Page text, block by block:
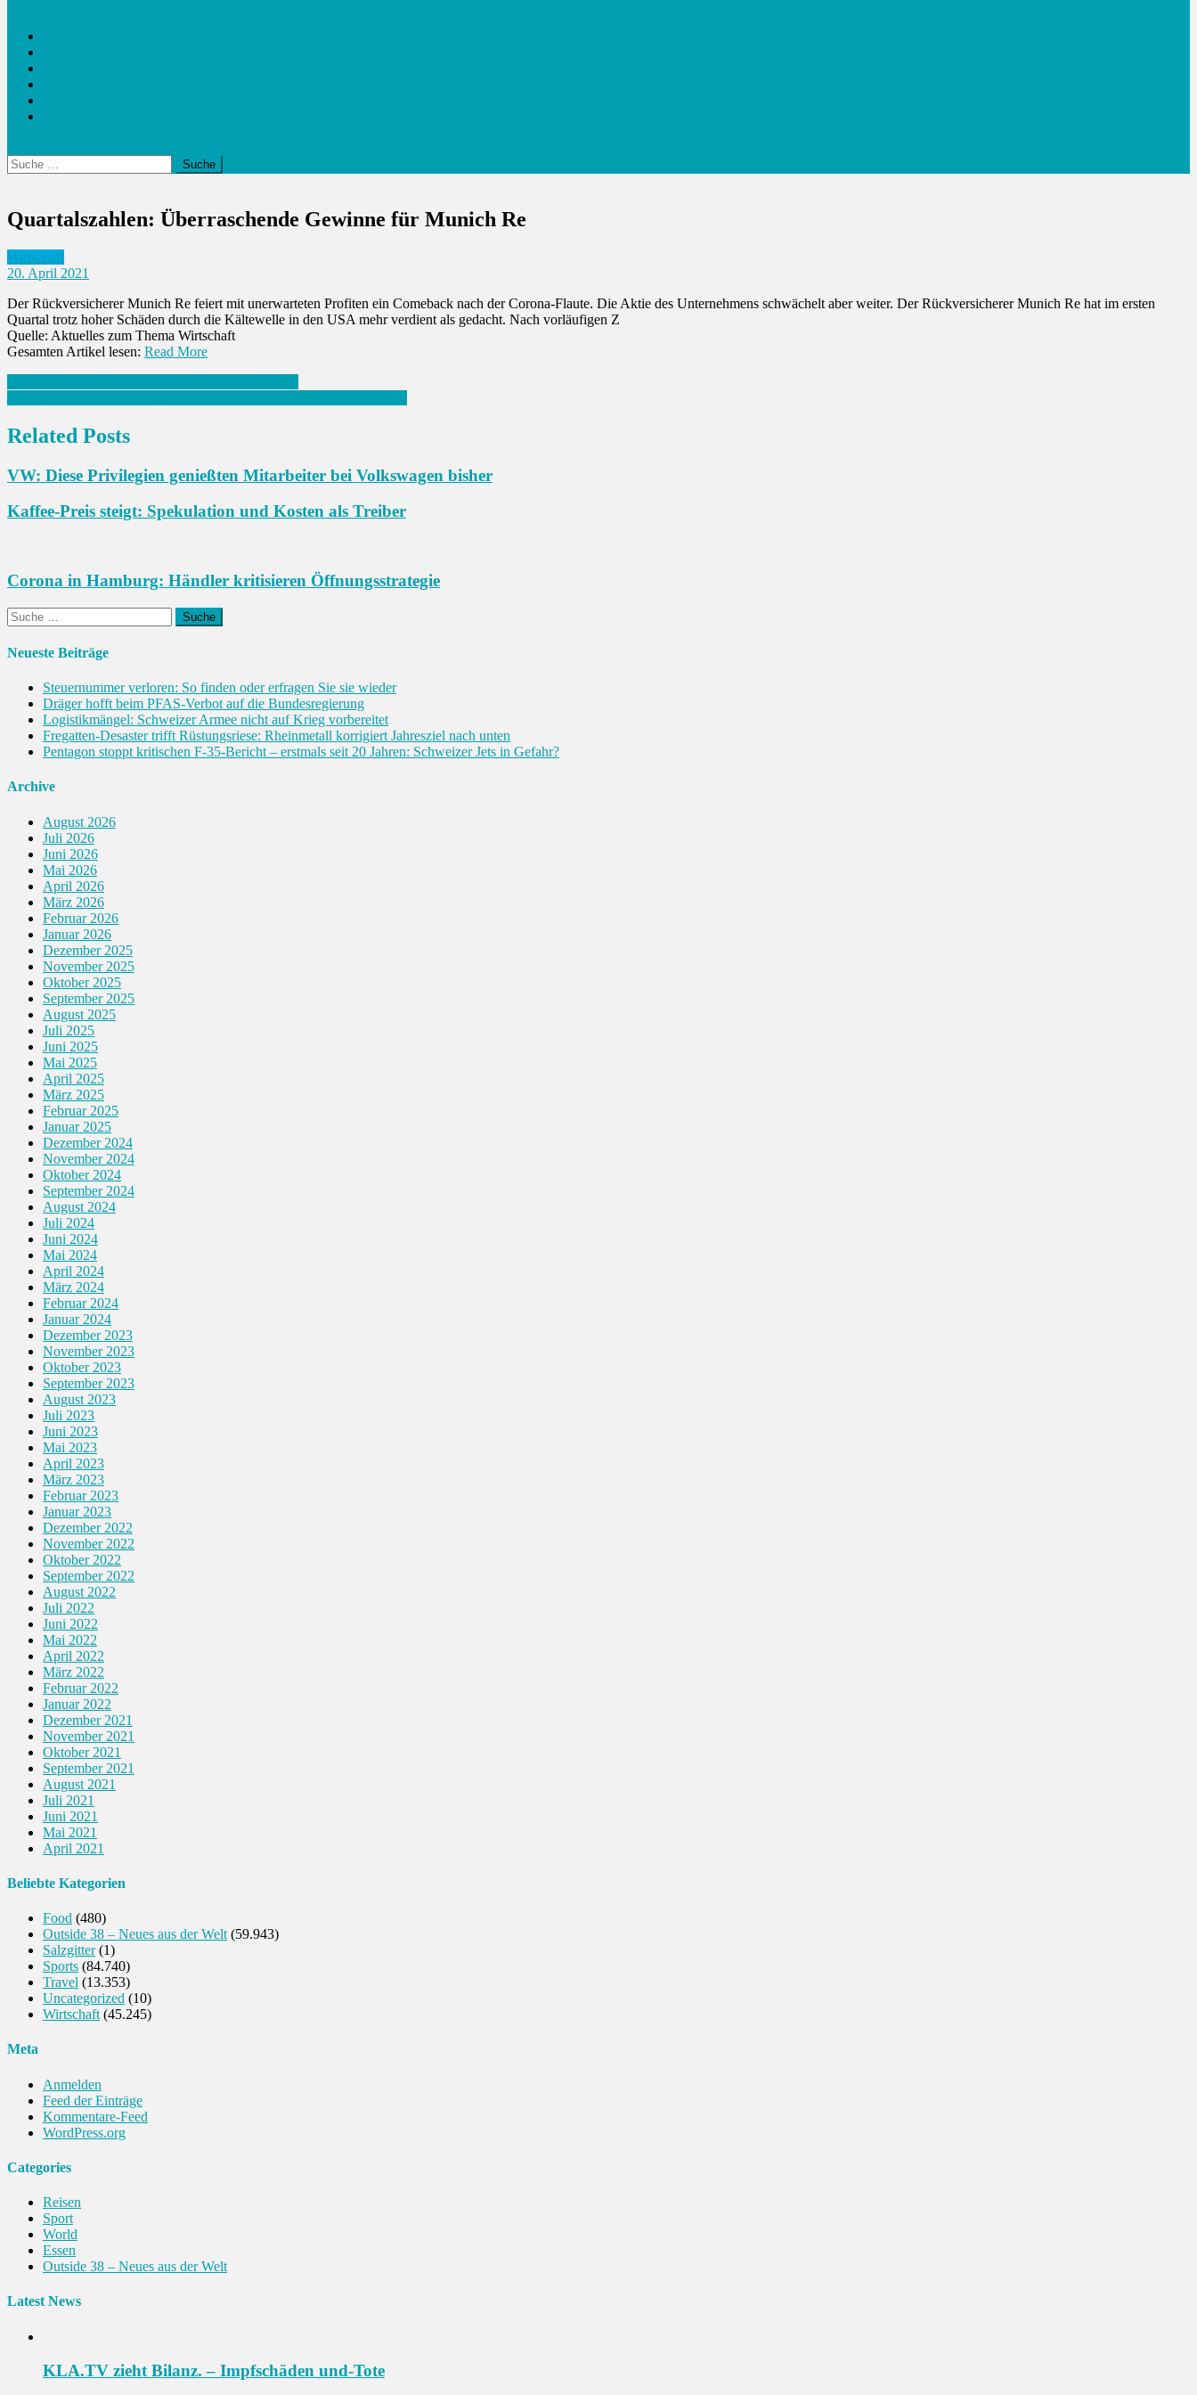
Suche
nach:
Quartalszahlen: Überraschende Gewinne für Munich Re
Wirtschaft
20. April 2021
Der Rückversicherer Munich Re feiert mit unerwarteten Profiten ein Comeback nach der Corona-Flaute. Die Aktie des Unternehmens schwächelt aber weiter. Der Rückversicherer Munich Re hat im ersten
Quartal trotz hoher Schäden durch die Kältewelle in den USA mehr verdient als gedacht. Nach vorläufigen Z
Quelle: Aktuelles zum Thema Wirtschaft
Gesamten Artikel lesen: Read More
Beitrags-
Navigation
Related Posts
VW: Diese Privilegien genießten Mitarbeiter bei Volkswagen bisher
Kaffee-Preis steigt: Spekulation und Kosten als Treiber
Corona in Hamburg: Händler kritisieren Öffnungsstrategie
Suche
nach:
Neueste Beiträge
Steuernummer verloren: So finden oder erfragen Sie sie wieder
Dräger hofft beim PFAS-Verbot auf die Bundesregierung
Logistikmängel: Schweizer Armee nicht auf Krieg vorbereitet
Fregatten-Desaster trifft Rüstungsriese: Rheinmetall korrigiert Jahresziel nach unten
Pentagon stoppt kritischen F-35-Bericht – erstmals seit 20 Jahren: Schweizer Jets in Gefahr?
Archive
August 2026
Juli 2026
Juni 2026
Mai 2026
April 2026
März 2026
Februar 2026
Januar 2026
Dezember 2025
November 2025
Oktober 2025
September 2025
August 2025
Juli 2025
Juni 2025
Mai 2025
April 2025
März 2025
Februar 2025
Januar 2025
Dezember 2024
November 2024
Oktober 2024
September 2024
August 2024
Juli 2024
Juni 2024
Mai 2024
April 2024
März 2024
Februar 2024
Januar 2024
Dezember 2023
November 2023
Oktober 2023
September 2023
August 2023
Juli 2023
Juni 2023
Mai 2023
April 2023
März 2023
Februar 2023
Januar 2023
Dezember 2022
November 2022
Oktober 2022
September 2022
August 2022
Juli 2022
Juni 2022
Mai 2022
April 2022
März 2022
Februar 2022
Januar 2022
Dezember 2021
November 2021
Oktober 2021
September 2021
August 2021
Juli 2021
Juni 2021
Mai 2021
April 2021
Beliebte Kategorien
Food (480)
Outside 38 – Neues aus der Welt (59.943)
Salzgitter(1)
Sports (84.740)
Travel (13.353)
Uncategorized (10)
Wirtschaft (45.245)
Meta
Anmelden
Feed der Einträge
Kommentare-Feed
WordPress.org
Categories
Reisen
Sport
World
Essen
Outside 38 – Neues aus der Welt
Latest News
KLA.TV zieht Bilanz. – Impfschäden und-Tote